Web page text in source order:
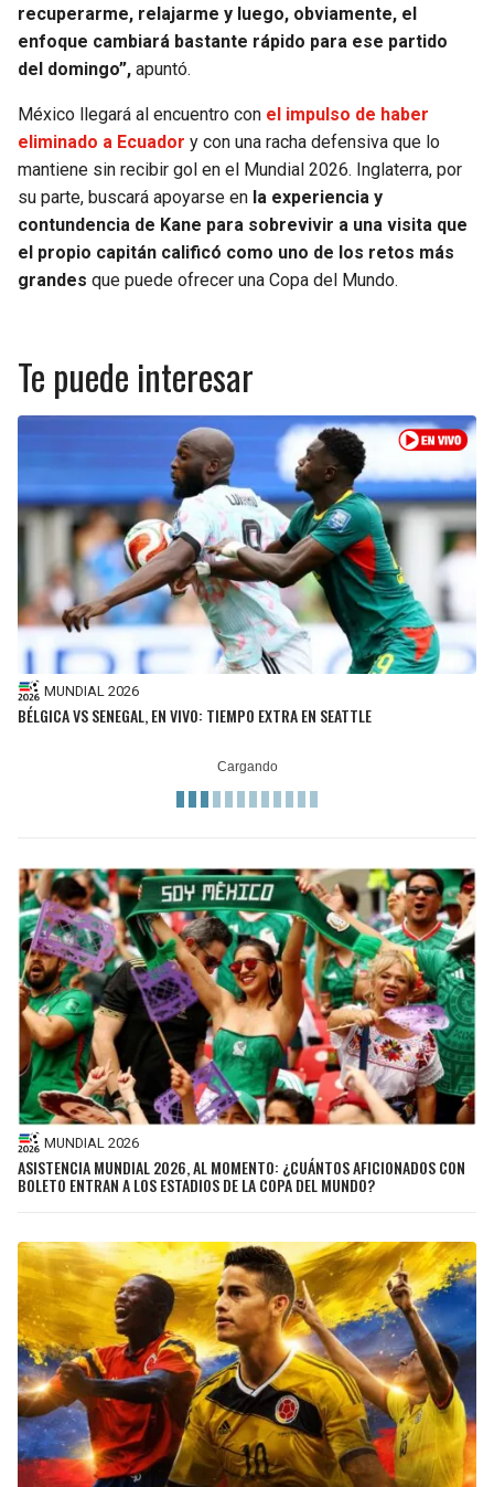
recuperarme, relajarme y luego, obviamente, el
enfoque cambiará bastante rápido para ese partido
del domingo”, apuntó.
México llegará al encuentro con el impulso de haber
eliminado a Ecuador y con una racha defensiva que lo
mantiene sin recibir gol en el Mundial 2026. Inglaterra, por
su parte, buscará apoyarse en la experiencia y
contundencia de Kane para sobrevivir a una visita que
el propio capitán calificó como uno de los retos más
grandes que puede ofrecer una Copa del Mundo.
Te puede interesar
MUNDIAL 2026
BÉLGICA VS SENEGAL, EN VIVO: TIEMPO EXTRA EN SEATTLE
MUNDIAL 2026
ASISTENCIA MUNDIAL 2026, AL MOMENTO: ¿CUÁNTOS AFICIONADOS CON
BOLETO ENTRAN A LOS ESTADIOS DE LA COPA DEL MUNDO?